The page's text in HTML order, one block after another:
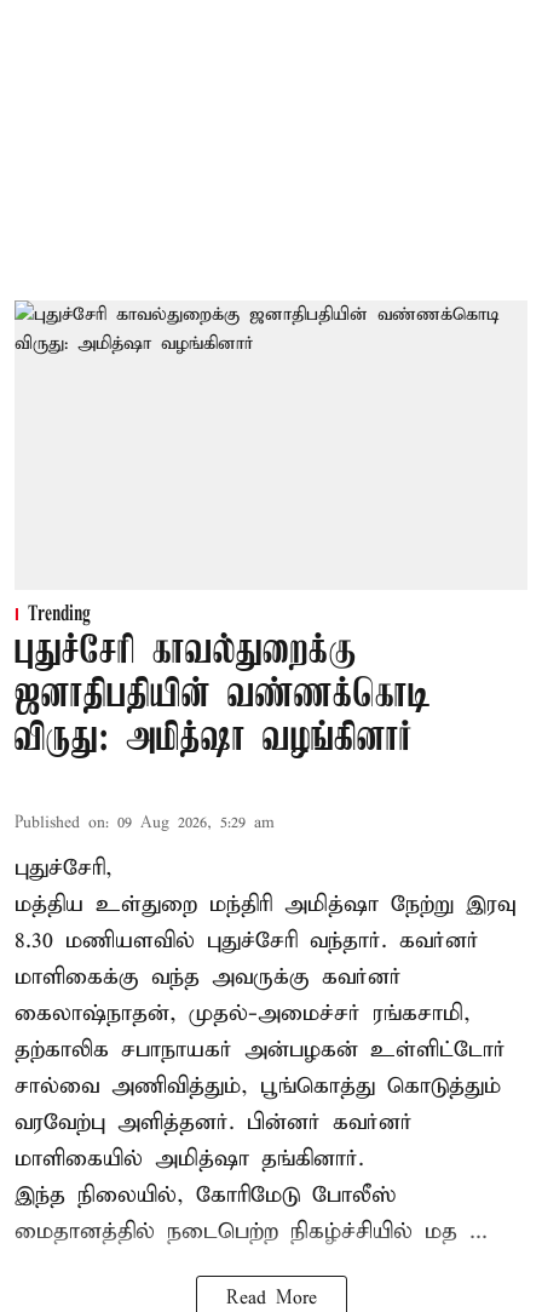
Trending
புதுச்சேரி காவல்துறைக்கு
ஜனாதிபதியின் வண்ணக்கொடி
விருது: அமித்ஷா வழங்கினார்
Published on: 09 Aug 2026, 5:29 am
புதுச்சேரி,
மத்திய உள்துறை மந்திரி அமித்ஷா நேற்று இரவு
8.30 மணியளவில் புதுச்சேரி வந்தார். கவர்னர்
மாளிகைக்கு வந்த அவருக்கு கவர்னர்
கைலாஷ்நாதன், முதல்-அமைச்சர் ரங்கசாமி,
தற்காலிக சபாநாயகர் அன்பழகன் உள்ளிட்டோர்
சால்வை அணிவித்தும், பூங்கொத்து கொடுத்தும்
வரவேற்பு அளித்தனர். பின்னர் கவர்னர்
மாளிகையில் அமித்ஷா தங்கினார்.
இந்த நிலையில், கோரிமேடு போலீஸ்
மைதானத்தில் நடைபெற்ற நிகழ்ச்சியில் மத ...
Read More